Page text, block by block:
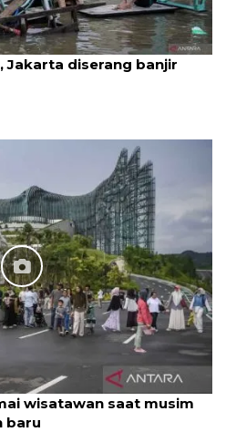
Jakarta diserang banjir
wisatawan saat musim
baru